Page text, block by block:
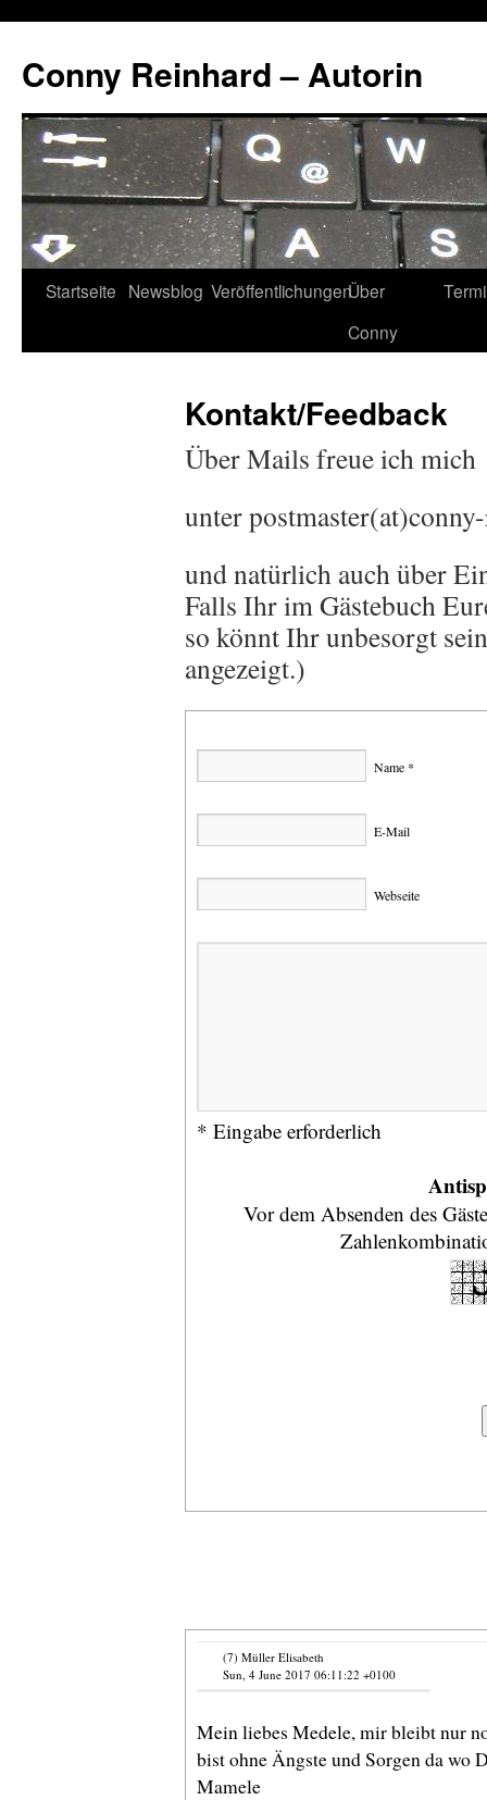
Conny Reinhard – Autorin
Springe
Startseite Newsblog VeröffentlichungenÜber
Conny
Kontakt/Feedback
Über Mails freue ich mich
unter
und natürlich auch über
Falls Ihr im Gästebuch
so könnt Ihr unbesorgt
angezeigt.)
Name *
E-Mail
Webseite
* Eingabe erforderlich
Vor dem Absenden des
(7) Müller Elisabeth
Sun, 4 June 2017 06:11:22 +0100
Mein liebes Medele, mir bleibt nur
bist ohne Ängste und Sorgen da wo
Mamele